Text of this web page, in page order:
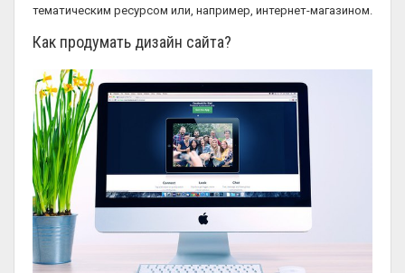
тематическим ресурсом или, например, интернет-магазином.
Как продумать дизайн сайта?